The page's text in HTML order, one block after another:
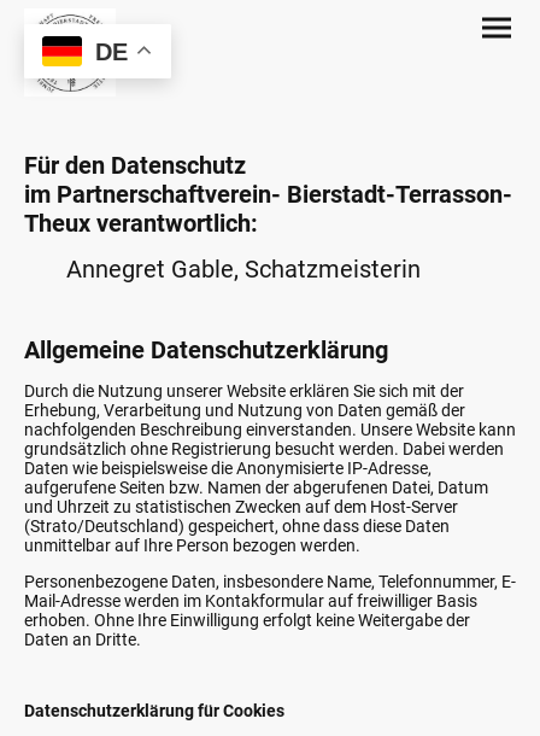
Für den Datenschutz
im Partnerschaftverein- Bierstadt-Terrasson-
Theux verantwortlich:
Annegret Gable, Schatzmeisterin
Allgemeine Datenschutzerklärung
Durch die Nutzung unserer Website erklären Sie sich mit der
Erhebung, Verarbeitung und Nutzung von Daten gemäß der
nachfolgenden Beschreibung einverstanden. Unsere Website kann
grundsätzlich ohne Registrierung besucht werden. Dabei werden
Daten wie beispielsweise die Anonymisierte IP-Adresse,
aufgerufene Seiten bzw. Namen der abgerufenen Datei, Datum
und Uhrzeit zu statistischen Zwecken auf dem Host-Server
(Strato/Deutschland) gespeichert, ohne dass diese Daten
unmittelbar auf Ihre Person bezogen werden.
Personenbezogene Daten, insbesondere Name, Telefonnummer, E-
Mail-Adresse werden im Kontakformular auf freiwilliger Basis
erhoben. Ohne Ihre Einwilligung erfolgt keine Weitergabe der
Daten an Dritte.
Datenschutzerklärung für Cookies
DE